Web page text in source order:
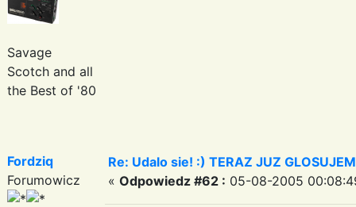
Savage
Scotch and all
the Best of '80
Fordziq
Forumowicz
Re: Udalo sie! :) TERAZ JUZ
« Odpowiedz #62 : 05-08-2005